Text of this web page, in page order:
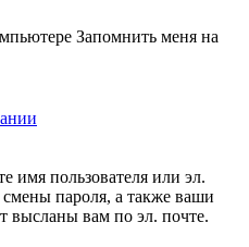
Запомнить меня на
имя пользователя или эл.
смены пароля, а также ваши
высланы вам по эл. почте.